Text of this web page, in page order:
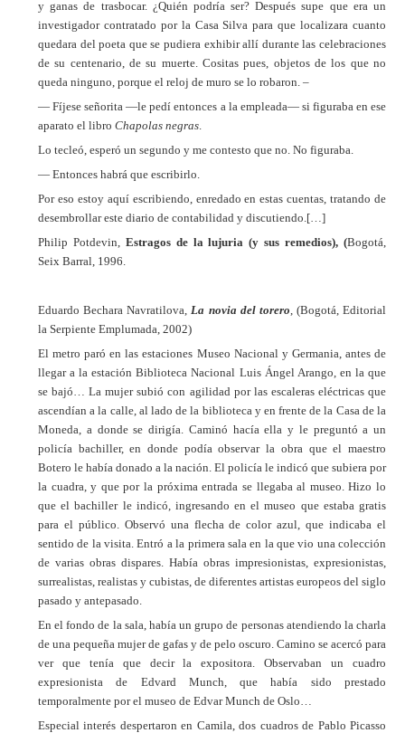
y ganas de trasbocar. ¿Quién podría ser? Después supe que era un
investigador contratado por la Casa Silva para que localizara cuanto
quedara del poeta que se pudiera exhibir allí durante las celebraciones
de su centenario, de su muerte. Cositas pues, objetos de los que no
queda ninguno, porque el reloj de muro se lo robaron. –
— Fíjese señorita —le pedí entonces a la empleada— si figuraba en ese
aparato el libro Chapolas negras
Lo tecleó, esperó un segundo y me contesto que no. No figuraba.
— Entonces habrá que escribirlo.
Por eso estoy aquí escribiendo, enredado en estas cuentas, tratando de
desembrollar este diario de contabilidad y discutiendo.[…]
Philip Potdevin, Estragos de la lujuria (y sus remedios), (Bogotá,
Seix Barral, 1996.
Eduardo Bechara Navratilova, La novia del torero , (Bogotá, Editorial
la Serpiente Emplumada, 2002)
El metro paró en las estaciones Museo Nacional y Germania, antes de
llegar a la estación Biblioteca Nacional Luis Ángel Arango, en la que
se bajó… La mujer subió con agilidad por las escaleras eléctricas que
ascendían a la calle, al lado de la biblioteca y en frente de la Casa de la
Moneda, a donde se dirigía. Caminó hacía ella y le preguntó a un
policía bachiller, en donde podía observar la obra que el maestro
Botero le había donado a la nación. El policía le indicó que subiera por
la cuadra, y que por la próxima entrada se llegaba al museo. Hizo lo
que el bachiller le indicó, ingresando en el museo que estaba gratis
para el público. Observó una flecha de color azul, que indicaba el
sentido de la visita. Entró a la primera sala en la que vio una colección
de varias obras dispares. Había obras impresionistas, expresionistas,
surrealistas, realistas y cubistas, de diferentes artistas europeos del siglo
pasado y antepasado.
En el fondo de la sala, había un grupo de personas atendiendo la charla
de una pequeña mujer de gafas y de pelo oscuro. Camino se acercó para
ver que tenía que decir la expositora. Observaban un cuadro
expresionista de Edvard Munch, que había sido prestado
temporalmente por el museo de Edvar Munch de Oslo…
Especial interés despertaron en Camila, dos cuadros de Pablo Picasso